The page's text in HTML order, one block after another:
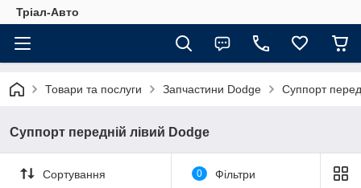
Тріал-Авто
Товари та послуги Запчастини Dodge Суппорт
Суппорт передній лівий Dodge
Сортування 0 Фільтри